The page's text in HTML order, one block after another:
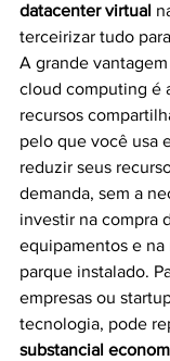
datacenter virtual
terceirizar tudo
A grande
cloud computing é
recursos
pelo que você usa
reduzir seus
demanda, sem a
investir na compra
equipamentos e na
parque instalado.
empresas ou
tecnologia, pode
substancial